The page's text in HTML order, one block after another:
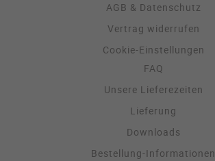
AGB & Datenschutz
Vertrag widerrufen
Cookie-Einstellungen
FAQ
Unsere Lieferezeiten
Lieferung
Downloads
Bestellung-Informationen